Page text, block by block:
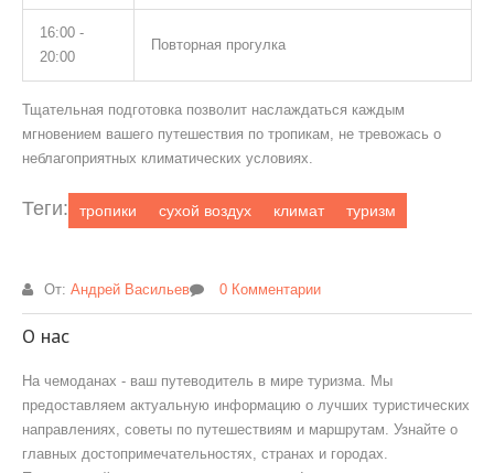
16:00 -
20:00
Повторная прогулка
Тщательная подготовка позволит наслаждаться каждым
мгновением вашего путешествия по тропикам, не тревожась о
неблагоприятных климатических условиях.
Теги: тропики сухой воздух климат туризм
От: Андрей Васильев 0 Комментарии
О нас
На чемоданах - ваш путеводитель в мире туризма. Мы
предоставляем актуальную информацию о лучших туристических
направлениях, советы по путешествиям и маршрутам. Узнайте о
главных достопримечательностях, странах и городах.